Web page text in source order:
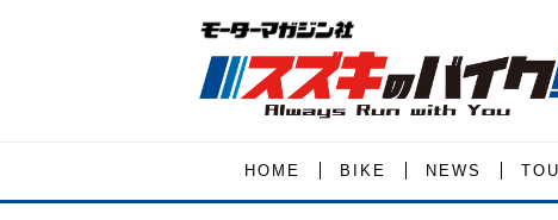
HOME BIKE NEWS